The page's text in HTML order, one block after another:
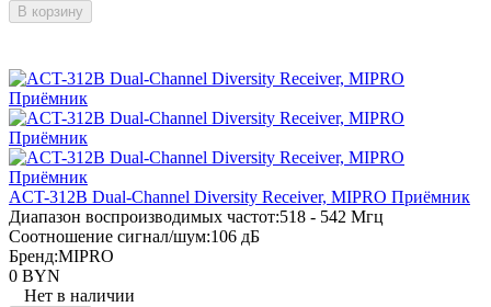
В корзину
ACT-312B Dual-Channel Diversity Receiver, MIPRO Приёмник
Диапазон воспроизводимых частот:518 - 542 Мгц
Соотношение сигнал/шум:106 дБ
Бренд:MIPRO
0 BYN
Нет в наличии